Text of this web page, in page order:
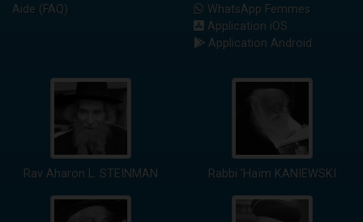
Aide (FAQ)
WhatsApp Femmes
Application iOS
Application Android
Rav Aharon L. STEINMAN Rabbi 'Haïm KANIEWSKI